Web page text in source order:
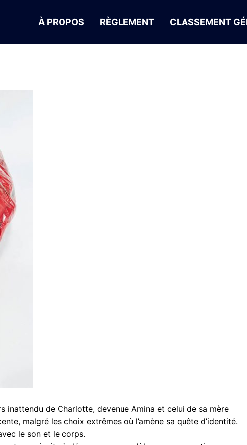
À PROPOS RÈGLEMENT CLASSEMENT
inattendu de Charlotte, devenue Amina et celui de sa mère
malgré les choix extrêmes où l’amène sa quête d’identité.
le son et le corps.